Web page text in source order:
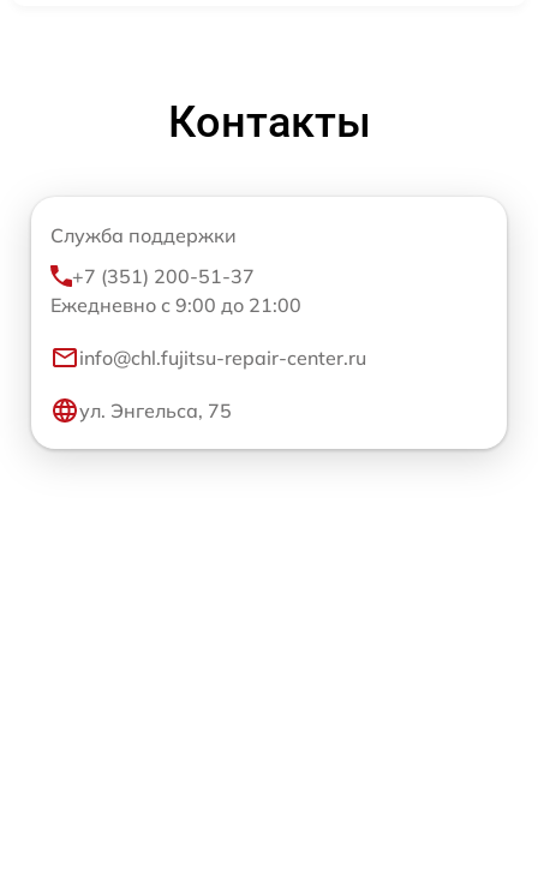
Контакты
Служба поддержки
+7 (351) 200-51-37
Ежедневно с 9:00 до 21:00
info@chl.fujitsu-repair-center.ru
ул. Энгельса, 75